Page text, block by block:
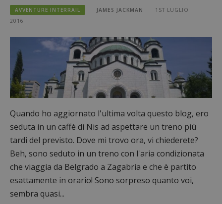
AVVENTURE INTERRAIL JAMES JACKMAN
1ST LUGLIO
2016
Quando ho aggiornato l'ultima volta questo blog, ero
seduta in un caffè di Nis ad aspettare un treno più
tardi del previsto. Dove mi trovo ora, vi chiederete?
Beh, sono seduto in un treno con l'aria condizionata
che viaggia da Belgrado a Zagabria e che è partito
esattamente in orario! Sono sorpreso quanto voi,
sembra quasi...